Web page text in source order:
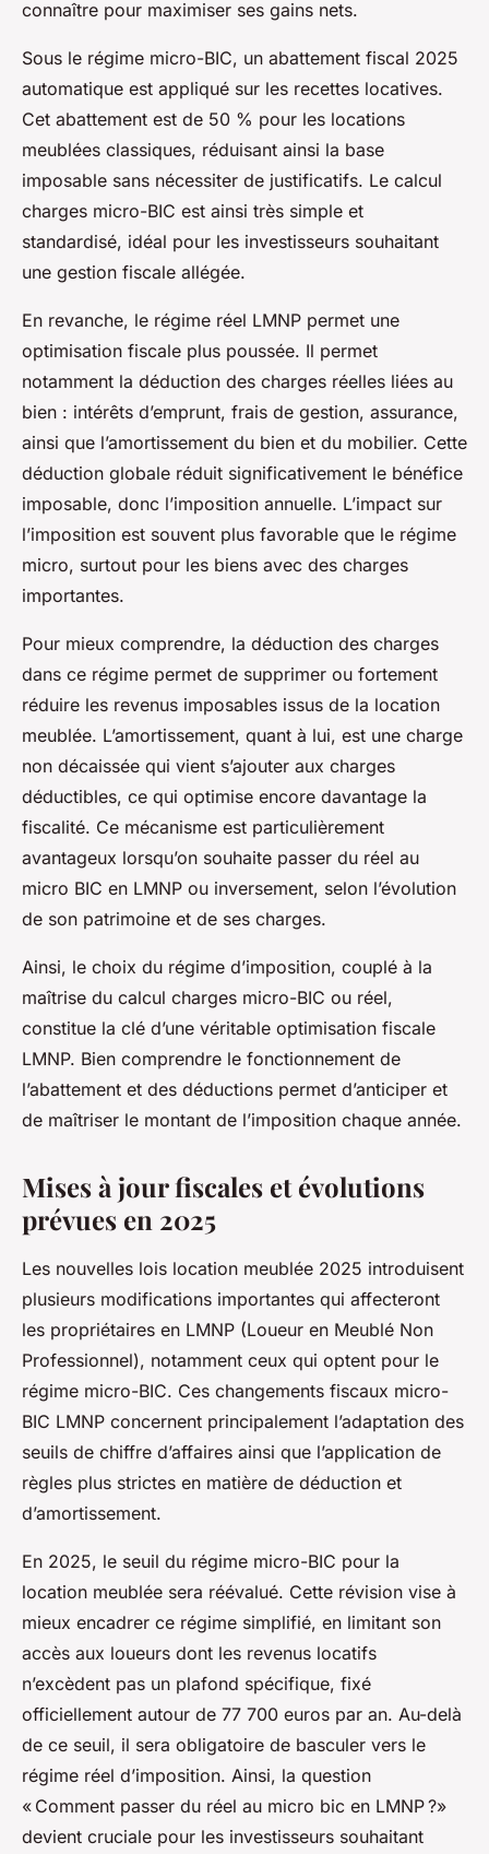
connaître pour maximiser ses gains nets.
Sous le régime micro-BIC, un abattement fiscal 2025
automatique est appliqué sur les recettes locatives.
Cet abattement est de 50 % pour les locations
meublées classiques, réduisant ainsi la base
imposable sans nécessiter de justificatifs. Le calcul
charges micro-BIC est ainsi très simple et
standardisé, idéal pour les investisseurs souhaitant
une gestion fiscale allégée.
En revanche, le régime réel LMNP permet une
optimisation fiscale plus poussée. Il permet
notamment la déduction des charges réelles liées au
bien : intérêts d’emprunt, frais de gestion, assurance,
ainsi que l’amortissement du bien et du mobilier. Cette
déduction globale réduit significativement le bénéfice
imposable, donc l’imposition annuelle. L’impact sur
l’imposition est souvent plus favorable que le régime
micro, surtout pour les biens avec des charges
importantes.
Pour mieux comprendre, la déduction des charges
dans ce régime permet de supprimer ou fortement
réduire les revenus imposables issus de la location
meublée. L’amortissement, quant à lui, est une charge
non décaissée qui vient s’ajouter aux charges
déductibles, ce qui optimise encore davantage la
fiscalité. Ce mécanisme est particulièrement
avantageux lorsqu’on souhaite passer du réel au
micro BIC en LMNP ou inversement, selon l’évolution
de son patrimoine et de ses charges.
Ainsi, le choix du régime d’imposition, couplé à la
maîtrise du calcul charges micro-BIC ou réel,
constitue la clé d’une véritable optimisation fiscale
LMNP. Bien comprendre le fonctionnement de
l’abattement et des déductions permet d’anticiper et
de maîtriser le montant de l’imposition chaque année.
Mises à jour fiscales et évolutions
prévues en 2025
Les nouvelles lois location meublée 2025 introduisent
plusieurs modifications importantes qui affecteront
les propriétaires en LMNP (Loueur en Meublé Non
Professionnel), notamment ceux qui optent pour le
régime micro-BIC. Ces changements fiscaux micro-
BIC LMNP concernent principalement l’adaptation des
seuils de chiffre d’affaires ainsi que l’application de
règles plus strictes en matière de déduction et
d’amortissement.
En 2025, le seuil du régime micro-BIC pour la
location meublée sera réévalué. Cette révision vise à
mieux encadrer ce régime simplifié, en limitant son
accès aux loueurs dont les revenus locatifs
n’excèdent pas un plafond spécifique, fixé
officiellement autour de 77 700 euros par an. Au-delà
de ce seuil, il sera obligatoire de basculer vers le
régime réel d’imposition. Ainsi, la question
« Comment passer du réel au micro bic en LMNP ?»
devient cruciale pour les investisseurs souhaitant